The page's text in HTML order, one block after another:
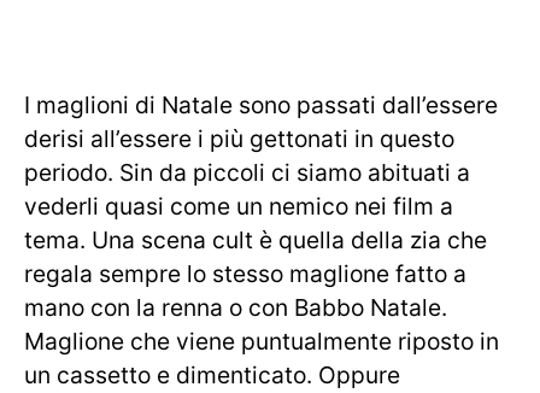
I maglioni di Natale sono passati dall’essere
derisi all’essere i più gettonati in questo
periodo. Sin da piccoli ci siamo abituati a
vederli quasi come un nemico nei film a
tema. Una scena cult è quella della zia che
regala sempre lo stesso maglione fatto a
mano con la renna o con Babbo Natale.
Maglione che viene puntualmente riposto in
un cassetto e dimenticato. Oppure